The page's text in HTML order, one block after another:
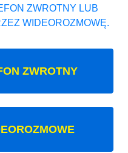
ZWROTNY LUB
WIDEOROZMOWĘ.
ZWROTNY